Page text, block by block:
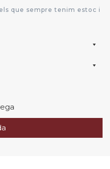
que sempre tenim estoc i